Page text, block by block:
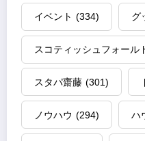
イベント (334) グ
スコティッシュフォール
スタパ齋藤 (301)
ノウハウ (294) ハ